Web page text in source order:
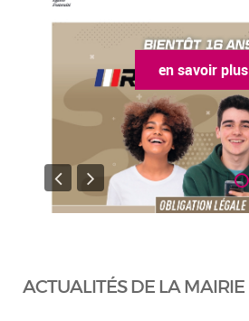
en savoir plus
ACTUALITÉS DE LA MAIRIE